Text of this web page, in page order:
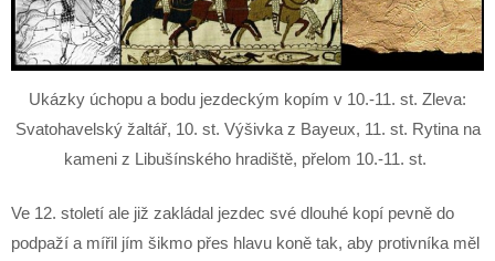
Ukázky úchopu a bodu jezdeckým kopím v 10.-11. st. Zleva:
Svatohavelský žaltář, 10. st. Výšivka z Bayeux, 11. st. Rytina na
kameni z Libušínského hradiště, přelom 10.-11. st.
Ve 12. století ale již zakládal jezdec své dlouhé kopí pevně do
podpaží a mířil jím šikmo přes hlavu koně tak, aby protivníka měl